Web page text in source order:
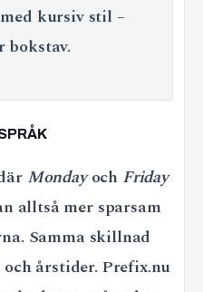
kursiv stil –
bokstav.
Mondayoch Friday
alltså mer sparsam
Samma skillnad
årstider. Prefix.nu